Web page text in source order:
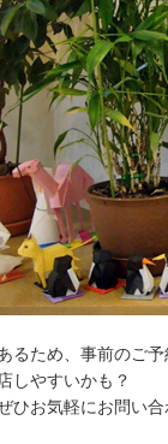
るため、事前のご予
しやすいかも？
ひお気軽にお問い合